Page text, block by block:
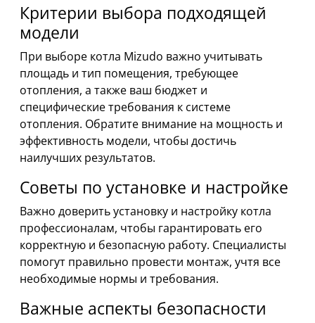
Критерии выбора подходящей
модели
При выборе котла Mizudo важно учитывать
площадь и тип помещения, требующее
отопления, а также ваш бюджет и
специфические требования к системе
отопления. Обратите внимание на мощность и
эффективность модели, чтобы достичь
наилучших результатов.
Советы по установке и настройке
Важно доверить установку и настройку котла
профессионалам, чтобы гарантировать его
корректную и безопасную работу. Специалисты
помогут правильно провести монтаж, учтя все
необходимые нормы и требования.
Важные аспекты безопасности